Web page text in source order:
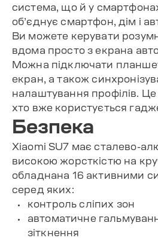
система, що й у
об’єднує смартфон, дім і
Ви можете керувати
вдома просто з екрана
Можна підключати
екран, а також
налаштування профілів. Це
хто вже користується
Безпека
Xiaomi SU7 має сталево-
високою жорсткістю на
обладнана 16 активними
серед яких:
контроль сліпих зон
автоматичне
зіткнення